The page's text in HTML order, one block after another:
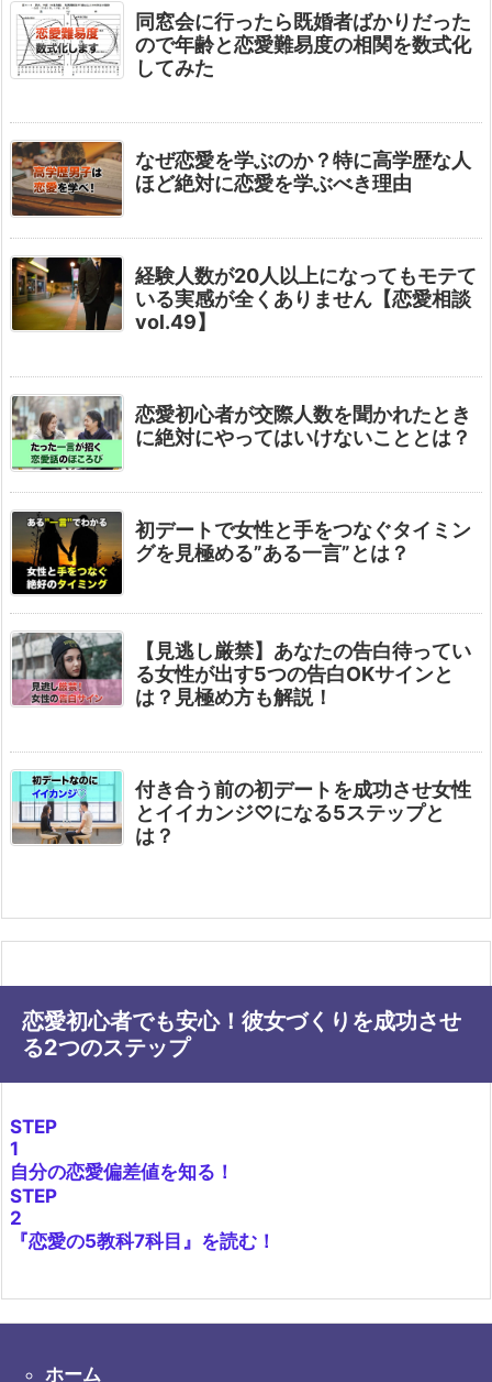
同窓会に行ったら既婚者ばかりだった
ので年齢と恋愛難易度の相関を数式化
してみた
なぜ恋愛を学ぶのか？特に高学歴な人
ほど絶対に恋愛を学ぶべき理由
経験人数が20人以上になってもモテて
いる実感が全くありません【恋愛相談
vol.49】
恋愛初心者が交際人数を聞かれたとき
に絶対にやってはいけないこととは？
初デートで女性と手をつなぐタイミン
グを見極める”ある一言”とは？
【見逃し厳禁】あなたの告白待ってい
る女性が出す5つの告白OKサインと
は？見極め方も解説！
付き合う前の初デートを成功させ女性
とイイカンジ♡になる5ステップと
は？
恋愛初心者でも安心！彼女づくりを成功させ
る2つのステップ
STEP
1
自分の恋愛偏差値を知る！
STEP
2
『恋愛の5教科7科目』を読む！
ホーム